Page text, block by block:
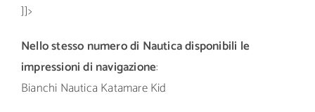
]]>
Nello stesso numero di Nautica disponibili le
impressioni di navigazione:
Bianchi Nautica Katamare Kid